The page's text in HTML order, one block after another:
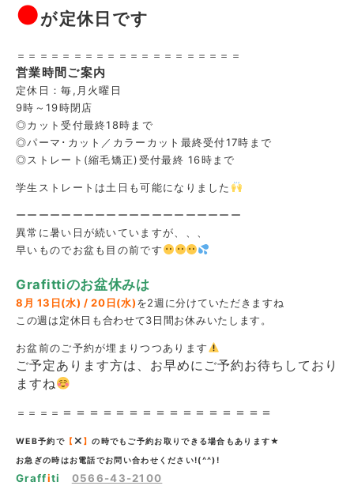
●が定休日です
＝＝＝＝＝＝＝＝＝＝＝＝＝＝＝＝＝＝＝＝
営業時間ご案内
定休日：毎,月火曜日
9時～19時閉店
◎カット受付最終18時まで
◎パーマ･カット／カラーカット最終受付17時まで
◎ストレート(縮毛矯正)受付最終 16時まで
学生ストレートは土日も可能になりました
ーーーーーーーーーーーーーーーーーーーー
異常に暑い日が続いていますが、、、
早いものでお盆も目の前です
Grafittiのお盆休みは
8月 13日(水) / 20日(水)を2週に分けていただきますね
この週は定休日も合わせて3日間お休みいたします。
お盆前のご予約が埋まりつつあります
ご予定あります方は、お早めにご予約お待ちしており
ますね
＝＝＝＝ ＝＝＝＝＝＝＝＝＝＝＝＝＝＝＝＝
WEB予約で【 】の時でもご予約お取りできる場合もあります★
お急ぎの時はお電話でお問い合わせください!(^^)!
Graffiti 0566-43-2100